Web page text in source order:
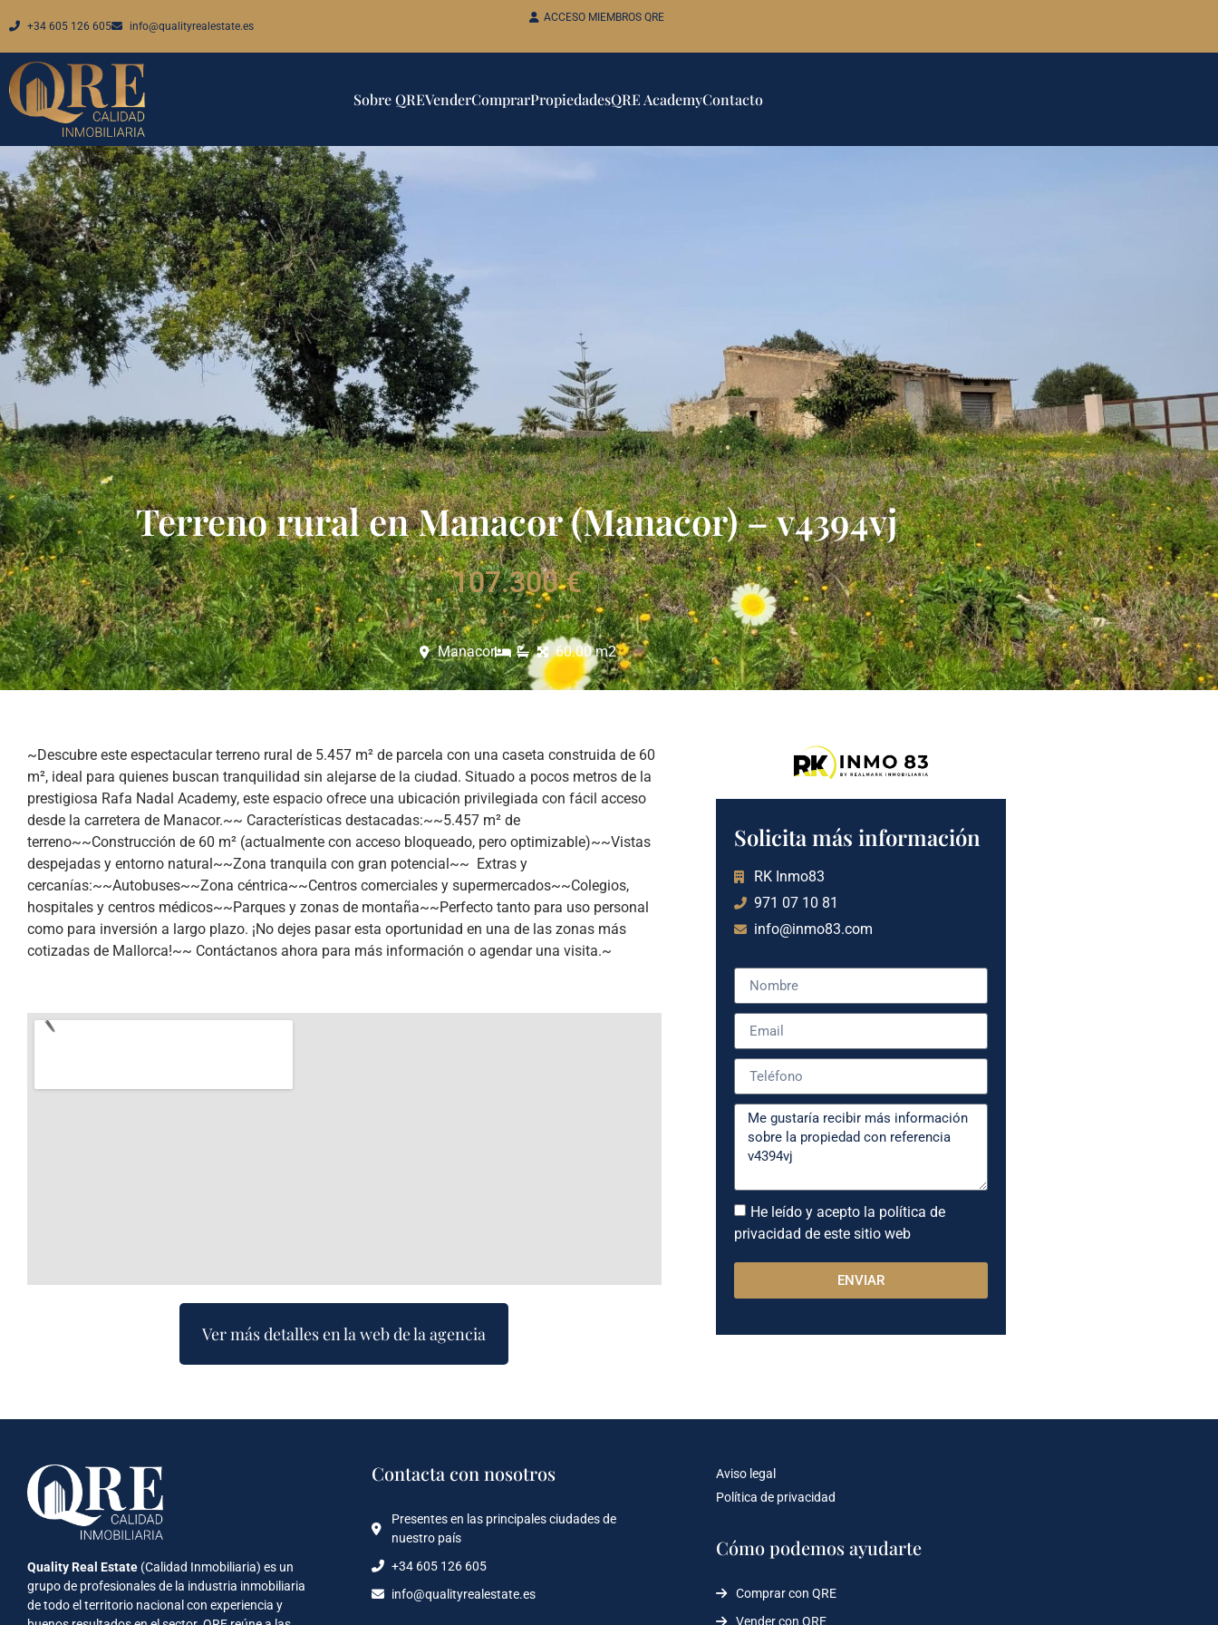
+34 605 126 605 info@qualityrealestate.es
ACCESO MIEMBROS QRE
Sobre QREVenderComprarPropiedadesQRE AcademyContacto
Terreno rural en Manacor (Manacor) – v4394vj
107.300 €
Manacor 60.00 m2
~Descubre este espectacular terreno rural de 5.457 m² de parcela con una caseta construida de 60
m², ideal para quienes buscan tranquilidad sin alejarse de la ciudad. Situado a pocos metros de la
prestigiosa Rafa Nadal Academy, este espacio ofrece una ubicación privilegiada con fácil acceso
desde la carretera de Manacor.~~ Características destacadas:~~5.457 m² de
terreno~~Construcción de 60 m² (actualmente con acceso bloqueado, pero optimizable)~~Vistas
despejadas y entorno natural~~Zona tranquila con gran potencial~~ ️ Extras y
cercanías:~~Autobuses~~Zona céntrica~~Centros comerciales y supermercados~~Colegios,
hospitales y centros médicos~~Parques y zonas de montaña~~Perfecto tanto para uso personal
como para inversión a largo plazo. ¡No dejes pasar esta oportunidad en una de las zonas más
cotizadas de Mallorca!~~ Contáctanos ahora para más información o agendar una visita.~
Ver más detalles en la web de la agencia
Solicita más información
RK Inmo83
971 07 10 81
info@inmo83.com
He leído y acepto la política de
privacidad de este sitio web
ENVIAR
Quality Real Estate (Calidad Inmobiliaria) es un
grupo de profesionales de la industria inmobiliaria
de todo el territorio nacional con experiencia y
Contacta con nosotros
Presentes en las principales ciudades de
nuestro país
+34 605 126 605
info@qualityrealestate.es
Aviso legal
Política de privacidad
Cómo podemos ayudarte
Comprar con QRE
Vender con QRE